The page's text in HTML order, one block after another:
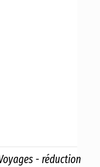
- réduction